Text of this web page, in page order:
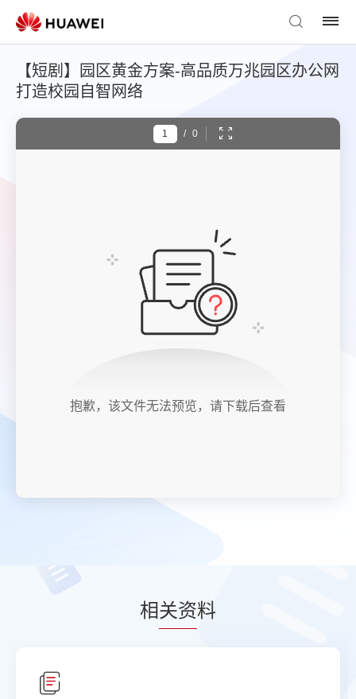
【短剧】园区黄金方案-高品质万兆园区办公网
打造校园自智网络
/ 0
抱歉，该文件无法预览，请下载后查看
相关资料